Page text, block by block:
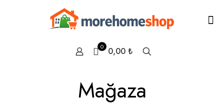
0 0,00 ₺
Mağaza